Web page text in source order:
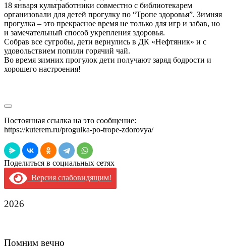
18 января культработники совместно с библиотекарем
организовали для детей прогулку по “Тропе здоровья”. Зимняя
прогулка – это прекрасное время не только для игр и забав, но
и замечательный способ укрепления здоровья.
Собрав все сугробы, дети вернулись в ДК «Нефтяник» и с
удовольствием попили горячий чай.
Во время зимних прогулок дети получают заряд бодрости и
хорошего настроения!
Постоянная ссылка на это сообщение:
https://kuterem.ru/progulka-po-trope-zdorovya/
Поделиться в социальных сетях
Версия слабовидящим!
2026
Помним вечно